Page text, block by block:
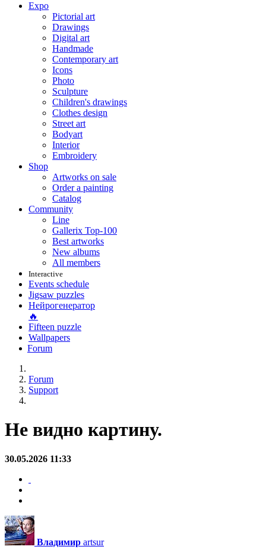
Expo
Pictorial art
Drawings
Digital art
Handmade
Contemporary art
Icons
Photo
Sculpture
Children's drawings
Clothes design
Street art
Bodyart
Interior
Embroidery
Shop
Artworks on sale
Order a painting
Catalog
Community
Line
Gallerix Top-100
Best artworks
New albums
All members
Interactive
Events schedule
Jigsaw puzzles
Нейрогенератор
🔥
Fifteen puzzle
Wallpapers
Forum
Forum
Support
Не видно картину.
30.05.2026 11:33
Владимир artsur